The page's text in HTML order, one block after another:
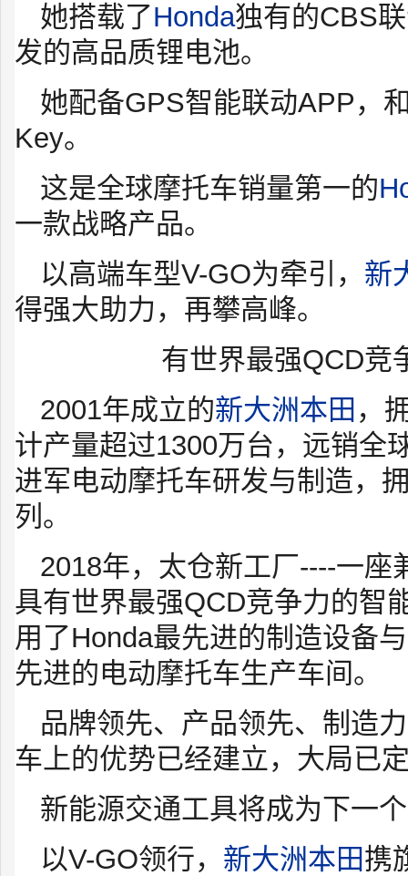
她搭载了Honda独有的CBS
发的高品质锂电池。
她配备GPS智能联动APP，
Key。
这是全球摩托车销量第一的
一款战略产品。
以高端车型V-GO为牵引， 新
得强大助力，再攀高峰。
有世界最强QCD竞
2001年成立的新大洲本田 ，
计产量超过1300万台，远销全
进军电动摩托车研发与制造，
列。
2018年，太仓新工厂----一
具有世界最强QCD竞争力的智
用了Honda最先进的制造设备
先进的电动摩托车生产车间。
品牌领先、产品领先、制造
车上的优势已经建立，大局已
新能源交通工具将成为下一
以V-GO领行， 新大洲本田携